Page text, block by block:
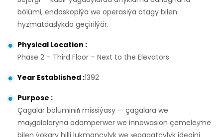
bölümi, endoskopiýa we operasiýa otagy bilen
hyzmatdaşlykda geçirilýär.
Physical Location :
Phase 2 – Third Floor – Next to the Elevators
Year Established :1392
Purpose :
Çagalar bölüminiň missiýasy — çagalara we
maşgalalaryna adamperwer we innowasion çemeleşme
bilen ýokary hilli lukmançylyk we şepagatçylyk idegini